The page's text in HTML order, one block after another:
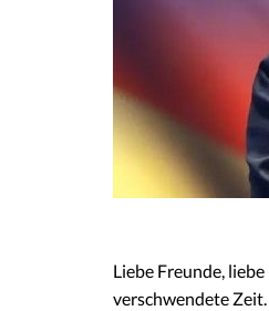
Liebe Freunde,
verschwendete